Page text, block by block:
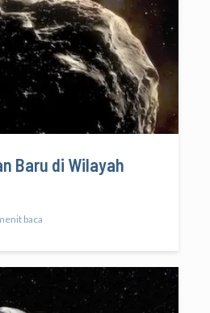
Baru di Wilayah
baca